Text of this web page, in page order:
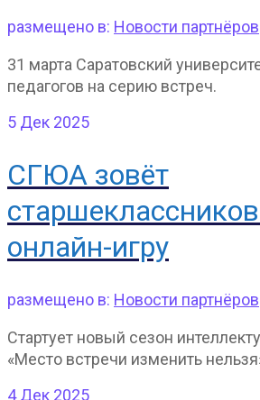
размещено в: Новости партнёров
31 марта Саратовский
педагогов на серию встреч.
5 Дек 2025
СГЮА зовёт
онлайн-игру
размещено в: Новости партнёров
Стартует новый сезон
«Место встречи изменить
4Дек 2025